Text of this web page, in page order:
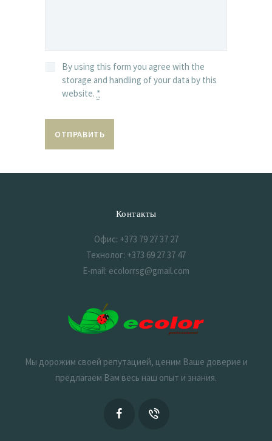
By using this form you agree with the
storage and handling of your data by this
website. *
Контакты
Офис: +373 79 27 37 27
Технолог: +373 69 27 37 47
E-mail: ecolorrsg@gmail.com
Мы дорожим своей репутацией, ценим Ваше доверие и
предлагаем Вам весь наш опыт и знания.